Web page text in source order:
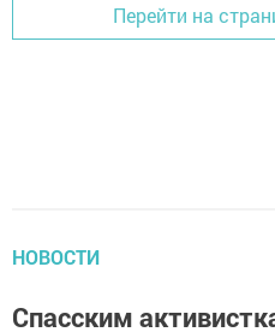
Перейти на
НОВОСТИ
Спасским